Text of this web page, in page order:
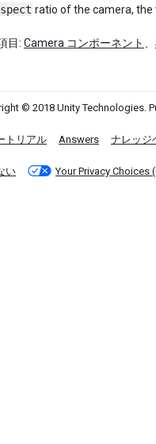
ratio of the camera, the
目: Camera コンポーネント
© 2018 Unity Technologies.
トリアル Answers ナレッジ
い Your Privacy Choices